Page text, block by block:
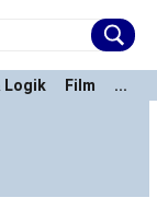
Logik Film
...